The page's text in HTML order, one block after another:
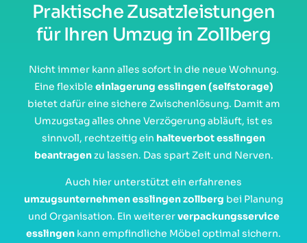
Praktische Zusatzleistungen
für Ihren Umzug in Zollberg
Nicht immer kann alles sofort in die neue Wohnung.
Eine flexible einlagerung esslingen (selfstorage)
bietet dafür eine sichere Zwischenlösung. Damit am
Umzugstag alles ohne Verzögerung abläuft, ist es
sinnvoll, rechtzeitig ein halteverbot esslingen
beantragenzu lassen. Das spart Zeit und Nerven.
Auch hier unterstützt ein erfahrenes
umzugsunternehmen esslingen zollberg bei Planung
und Organisation. Ein weitererverpackungsservice
esslingen kann empfindliche Möbel optimal sichern.